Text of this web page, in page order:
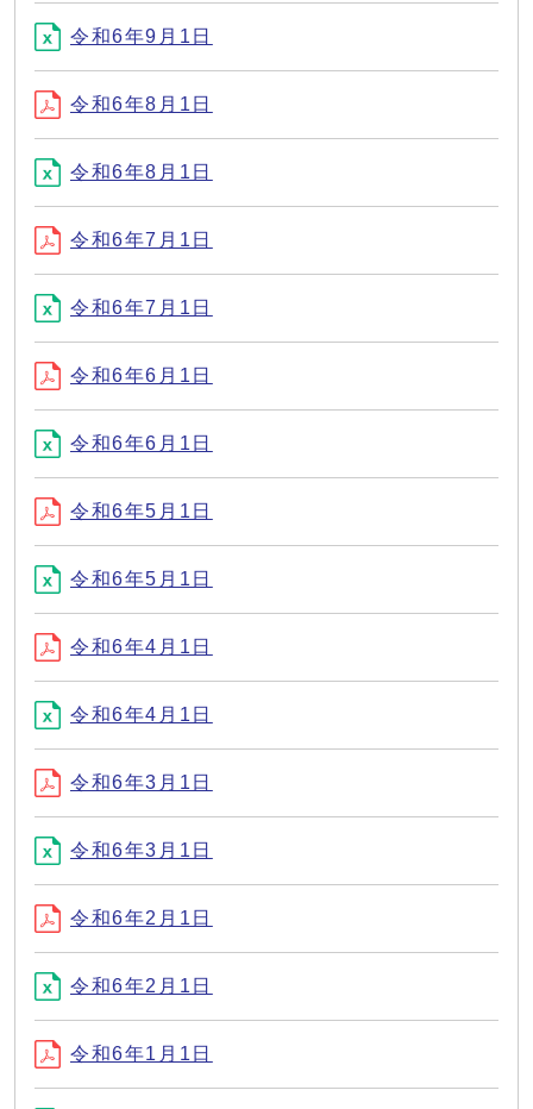
令和6年9月1日
令和6年8月1日
令和6年8月1日
令和6年7月1日
令和6年7月1日
令和6年6月1日
令和6年6月1日
令和6年5月1日
令和6年5月1日
令和6年4月1日
令和6年4月1日
令和6年3月1日
令和6年3月1日
令和6年2月1日
令和6年2月1日
令和6年1月1日